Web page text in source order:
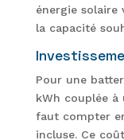
énergie solaire
la capacité
Pour une
kWh couplée
faut compter
incluse. Ce